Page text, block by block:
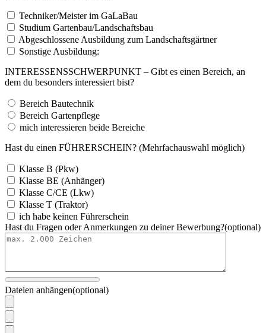
Techniker/Meister im GaLaBau
Studium Gartenbau/Landschaftsbau
Abgeschlossene Ausbildung zum Landschaftsgärtner
Sonstige Ausbildung:
INTERESSENSSCHWERPUNKT – Gibt es einen Bereich, an
dem du besonders interessiert bist?
Bereich Bautechnik
Bereich Gartenpflege
mich interessieren beide Bereiche
Hast du einen FÜHRERSCHEIN? (Mehrfachauswahl möglich)
Klasse B (Pkw)
Klasse BE (Anhänger)
Klasse C/CE (Lkw)
Klasse T (Traktor)
ich habe keinen Führerschein
Hast du Fragen oder Anmerkungen zu deiner Bewerbung?(optional)
Dateien anhängen(optional)